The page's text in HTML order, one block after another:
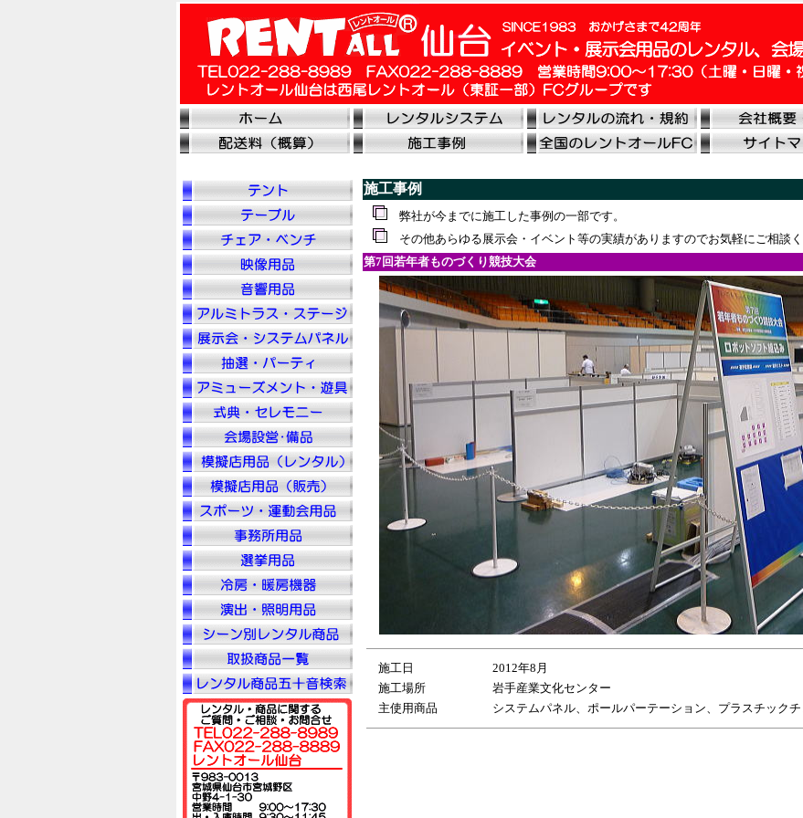
施工事例
弊社が今までに施工した事例の一部です。
その他あらゆる展示会・イベント等の実績がありますのでお気軽にご相談く
第7回若年者ものづくり競技大会
施工日
2012年8月
施工場所
岩手産業文化センター
主使用商品
システムパネル、ポールパーテーション、プラスチック